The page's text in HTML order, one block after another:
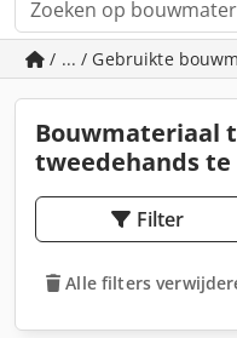
/ ... / Gebruikte
Bouwmateriaal
tweedehands te
Filter
Alle filters